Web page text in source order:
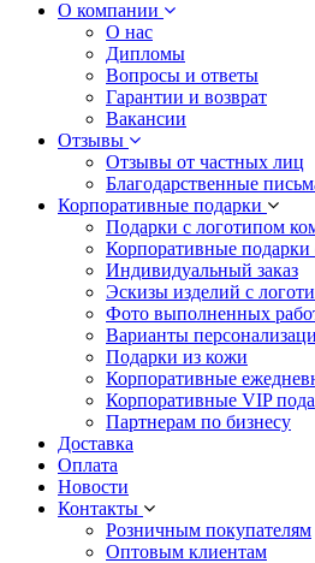
О компании
О нас
Дипломы
Вопросы и ответы
Гарантии и возврат
Вакансии
Отзывы
Отзывы от частных лиц
Благодарственные
Корпоративные подарки
Подарки с логотипом
Корпоративные подарки
Индивидуальный заказ
Эскизы изделий с
Фото выполненных
Варианты
Подарки из кожи
Корпоративные
Корпоративные VIP
Партнерам по бизнесу
Доставка
Оплата
Новости
Контакты
Розничным покупателям
Оптовым клиентам